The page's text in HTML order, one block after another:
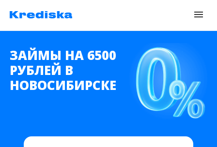
ЗАЙМЫ НА 6500
РУБЛЕЙ В
НОВОСИБИРСКЕ